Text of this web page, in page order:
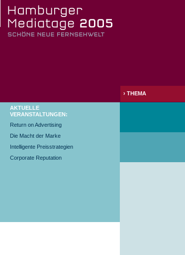
› THEMA
AKTUELLE
VERANSTALTUNGEN:
Return on Advertising
Die Macht der Marke
Intelligente Preisstrategien
Corporate Reputation